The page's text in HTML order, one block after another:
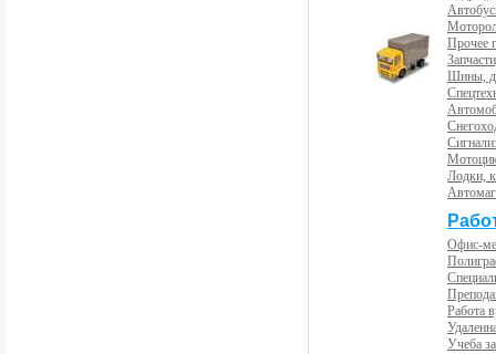
Прочее
Шины,
Лодки,
Офис-
Работа
Учеба